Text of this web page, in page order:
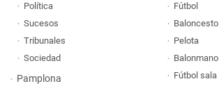
Política
Sucesos
Tribunales
Sociedad
Pamplona
Fútbol
Baloncesto
Pelota
Balonmano
Fútbol sala